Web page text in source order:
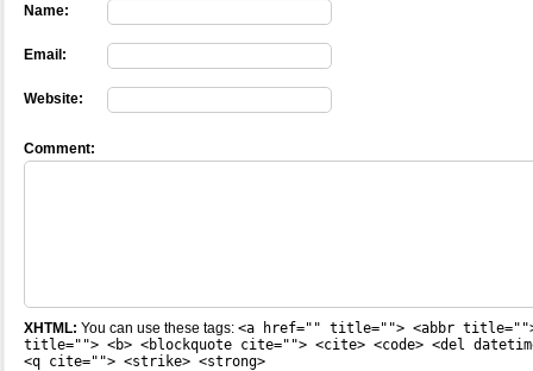
Name:
Email:
Website:
Comment:
XHTML: You can use these tags: <a href="" title=""> <abbr title="">
title=""> <b> <blockquote cite=""> <cite> <code> <del
<q cite=""> <strike> <strong>